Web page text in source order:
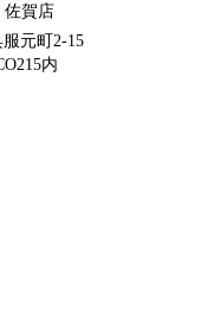
佐賀店
元町2-15
内